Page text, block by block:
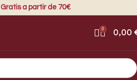
Gratis a partir de 70€
0 0,00